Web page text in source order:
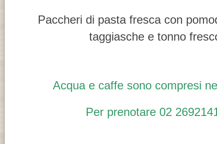
Paccheri di pasta fresca con
taggiasche e tonno
Acqua e caffe sono compresi
Per prenotare 02